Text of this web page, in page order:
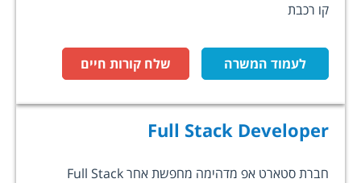
קו רכבת
לעמוד המשרה שלח קורות חיים
Full Stack Developer
חברת סטארט אפ מדהימה מחפשת אחר Full Stack